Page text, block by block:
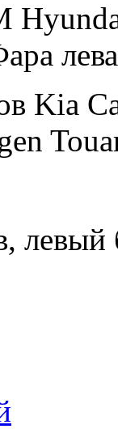
левый